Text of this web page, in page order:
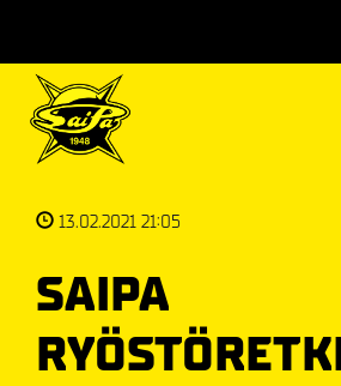
13.02.2021 21:05
SAIPA